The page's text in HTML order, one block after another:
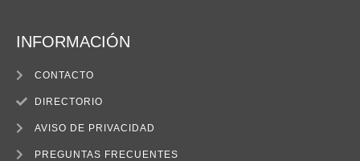
INFORMACIÓN
CONTACTO
DIRECTORIO
AVISO DE PRIVACIDAD
PREGUNTAS FRECUENTES